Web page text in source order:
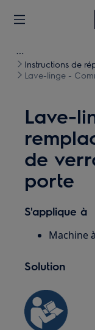
Instructions de
séchants
Lave-linge -
Lave-
de
porte
S'applique à
Machine
Solution